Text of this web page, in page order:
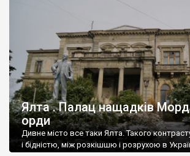
Ялта . Палац нащадків
орди
Дивне місто все таки Ялта. Такого
і бідністю, між розкішшю і розрухою в